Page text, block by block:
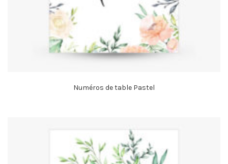
Numéros de table Pastel